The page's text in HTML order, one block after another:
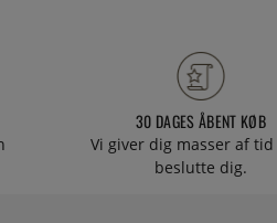
30 DAGES ÅBENT KØB
Vi giver dig masser af
beslutte dig.